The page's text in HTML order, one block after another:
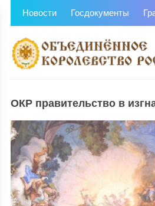
Новости Госдокументы
ОКР правительство в